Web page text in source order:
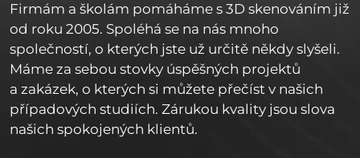
Firmám a školám pomáháme s 3D skenováním již
od roku 2005. Spoléhá se na nás mnoho
společností, o kterých jste už určitě někdy slyšeli.
Máme za sebou stovky úspěšných projektů
a zakázek, o kterých si můžete přečíst v našich
případových studiích. Zárukou kvality jsou slova
našich spokojených klientů.